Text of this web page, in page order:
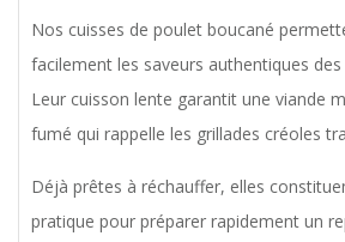
Nos cuisses de poulet boucané
facilement les saveurs authentiques
Leur cuisson lente garantit une viande
fumé qui rappelle les grillades créoles
Déjà prêtes à réchauffer, elles
pratique pour préparer rapidement un